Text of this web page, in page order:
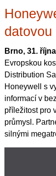
Brno, 31.
Evropskou
Distribution
Honeywell s
informací v
příležitost pro
průmysl.
silnými
návštěvníky,